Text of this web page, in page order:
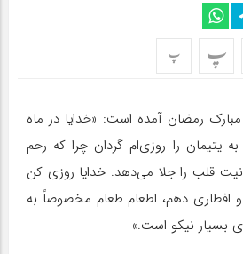
پ پ
رمضان آمده است: «خدایا در ماه
یتیمان را روزی‌ام گردان چرا که رحم
قلب را جلا می‌دهد. خدایا روزی کن
افطاری دهم، اطعام طعام مخصوصاً به
بسیار نیکو است.»